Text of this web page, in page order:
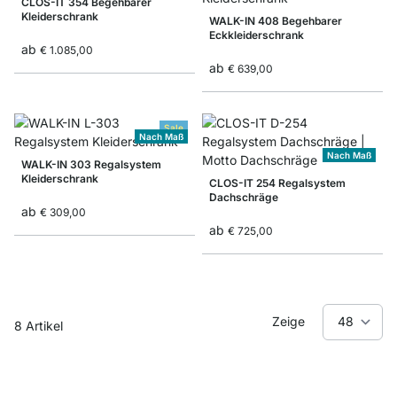
Kleiderschrank
ab € 1.085,00
WALK-IN 408 Begehbarer
Eckkleiderschrank
ab € 639,00
Sale
Nach Maß
WALK-IN 303 Regalsystem
Kleiderschrank
ab € 309,00
Nach Maß
CLOS-IT 254 Regalsystem
Dachschräge
ab € 725,00
8 Artikel Zeige